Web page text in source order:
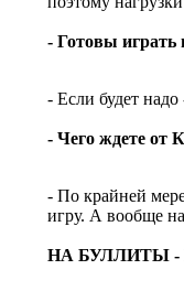
- Готовы играть
- Если будет
- Чего ждете от
- По крайней
игру. А вообще
НА БУЛЛИТЫ -